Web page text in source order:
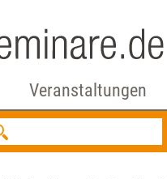
Veranstaltungen